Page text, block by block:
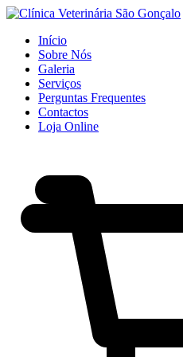
Início
Sobre Nós
Galeria
Serviços
Perguntas Frequentes
Contactos
Loja Online